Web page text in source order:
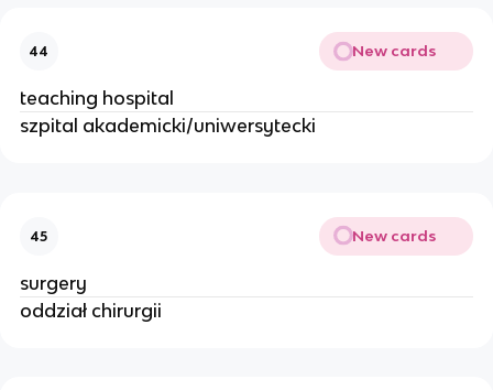
44 New cards
teaching hospital
szpital akademicki/uniwersytecki
45 New cards
surgery
oddział chirurgii